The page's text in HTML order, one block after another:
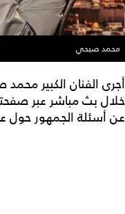
محمد صبحي
أجرى الفنان الكبير
خلال بث مباشر عبر
عن أسئلة الجمهور حول